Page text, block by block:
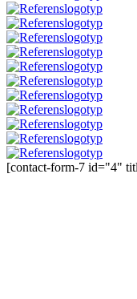
[contact-form-7 id="4"